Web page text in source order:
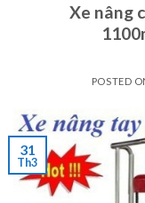
Xe nâng
POSTED
31
Th3